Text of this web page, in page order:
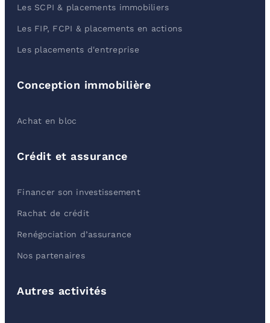
Les SCPI & placements immobiliers
Les FIP, FCPI & placements en actions
Les placements d'entreprise
Conception immobilière
Achat en bloc
Crédit et assurance
Financer son investissement
Rachat de crédit
Renégociation d’assurance
Nos partenaires
Autres activités